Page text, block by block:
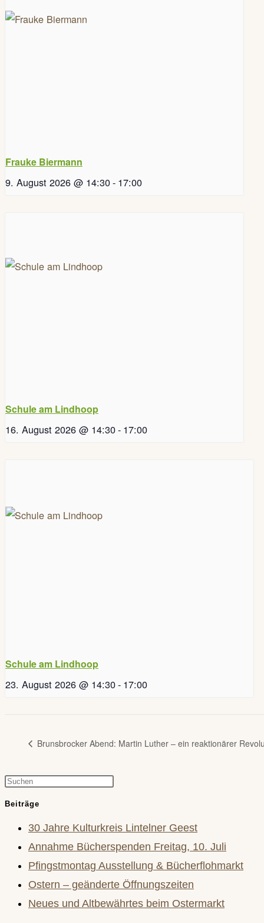
Frauke Biermann
9. August 2026 @ 14:30- 17:00
Schule am Lindhoop
16. August 2026 @ 14:30- 17:00
Schule am Lindhoop
23. August 2026 @ 14:30- 17:00
Brunsbrocker Abend: Martin Luther – ein reaktionärer
Press
close
the
search
panel.
Beiträge
30 Jahre Kulturkreis Lintelner Geest
Annahme Bücherspenden Freitag, 10. Juli
Pfingstmontag Ausstellung & Bücherflohmarkt
Ostern – geänderte Öffnungszeiten
Neues und Altbewährtes beim Ostermarkt